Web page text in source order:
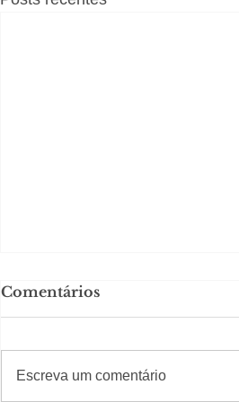
Comentários
Escreva um comentário
#Sugestões